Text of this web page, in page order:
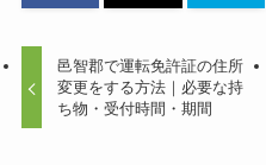
邑智郡で運転免許証の住所
変更をする方法｜必要な持
ち物・受付時間・期間